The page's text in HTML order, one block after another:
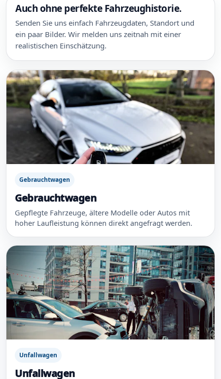
Auch ohne perfekte Fahrzeughistorie.
Senden Sie uns einfach Fahrzeugdaten, Standort und
ein paar Bilder. Wir melden uns zeitnah mit einer
realistischen Einschätzung.
Gebrauchtwagen
Gebrauchtwagen
Gepflegte Fahrzeuge, ältere Modelle oder Autos mit
hoher Laufleistung können direkt angefragt werden.
Unfallwagen
Unfallwagen